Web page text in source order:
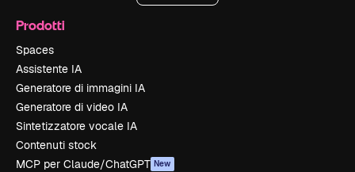
Prodotti
Spaces
Assistente IA
Generatore di immagini IA
Generatore di video IA
Sintetizzatore vocale IA
Contenuti stock
MCP per Claude/ChatGPT New